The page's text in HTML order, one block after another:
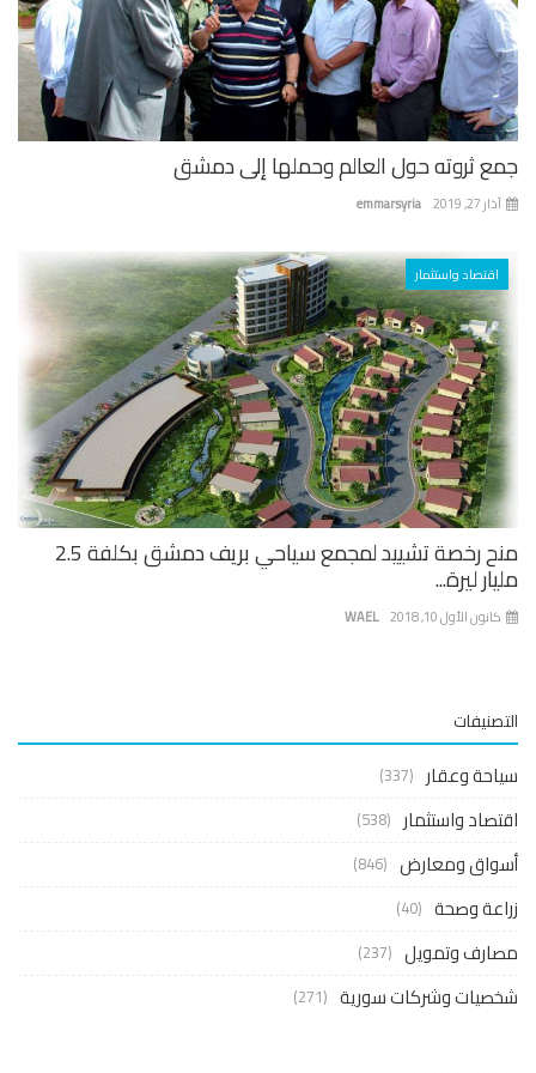
ثروته حول العالم وحملها إلى دمشق
emmarsyria 27, 2019
اقتصاد واستثمار
منح رخصة تشييد لمجمع سياحي بريف دمشق بكلفة 2.5
ليرة...
WAEL الأول 10, 2018
وعقار (337)
واستثمار (538)
ومعارض (846)
وصحة (40)
وتمويل (237)
وشركات سورية (271)